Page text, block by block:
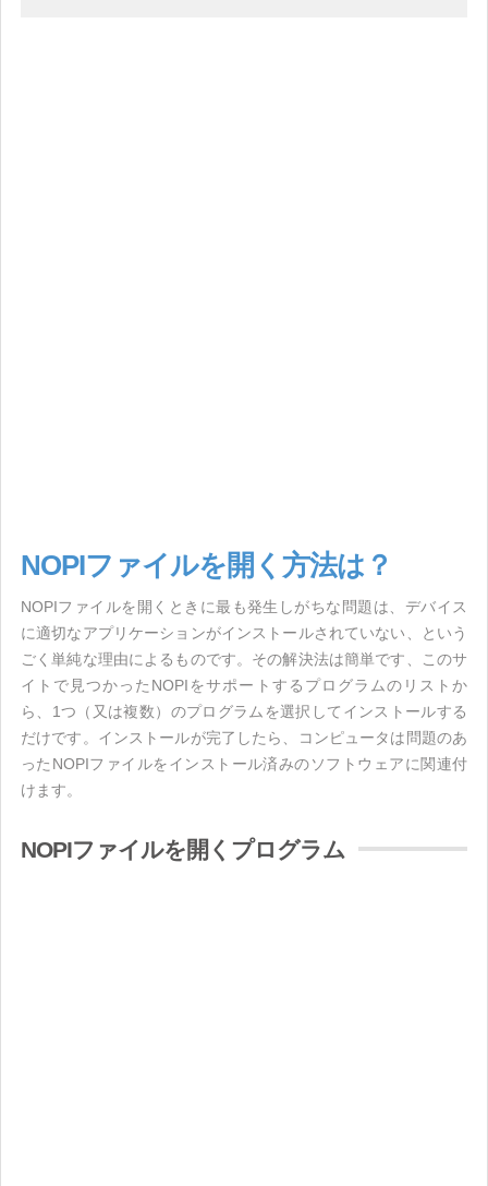
NOPIファイルを開く方法は？
NOPIファイルを開くときに最も発生しがちな問題は、デバイス
に適切なアプリケーションがインストールされていない、という
ごく単純な理由によるものです。その解決法は簡単です、このサ
イトで見つかったNOPIをサポートするプログラムのリストか
ら、1つ（又は複数）のプログラムを選択してインストールする
だけです。インストールが完了したら、コンピュータは問題のあ
ったNOPIファイルをインストール済みのソフトウェアに関連付
けます。
NOPIファイルを開くプログラム